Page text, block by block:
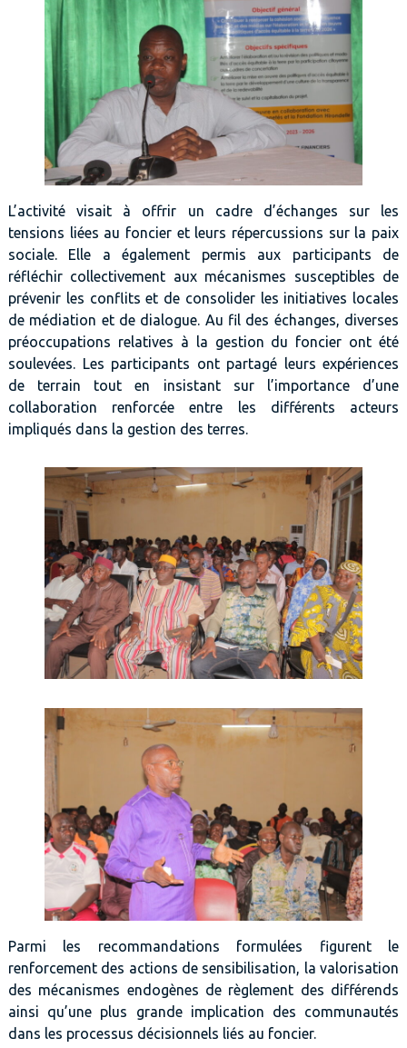
L’activité visait à offrir un cadre d’échanges sur les
tensions liées au foncier et leurs répercussions sur la paix
sociale. Elle a également permis aux participants de
réfléchir collectivement aux mécanismes susceptibles de
prévenir les conflits et de consolider les initiatives locales
de médiation et de dialogue. Au fil des échanges, diverses
préoccupations relatives à la gestion du foncier ont été
soulevées. Les participants ont partagé leurs expériences
de terrain tout en insistant sur l’importance d’une
collaboration renforcée entre les différents acteurs
impliqués dans la gestion des terres.
Parmi les recommandations formulées figurent le
renforcement des actions de sensibilisation, la valorisation
des mécanismes endogènes de règlement des différends
ainsi qu’une plus grande implication des communautés
dans les processus décisionnels liés au foncier.